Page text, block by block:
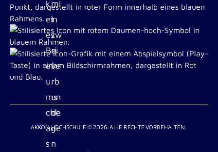
AKKON HOCHSCHULE © 2026. ALLE RECHTE VORBEHALTEN.